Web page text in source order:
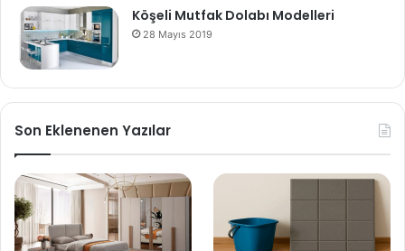
Köşeli Mutfak Dolabı Modelleri
28 Mayıs 2019
Son Eklenenen Yazılar